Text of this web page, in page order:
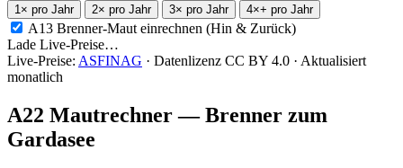
1× pro Jahr 2× pro Jahr 3× pro Jahr 4×+ pro Jahr
A13 Brenner-Maut einrechnen (Hin & Zurück)
Lade Live-Preise…
Live-Preise: ASFINAG · Datenlizenz CC BY 4.0 · Aktualisiert
monatlich
A22 Mautrechner — Brenner zum
Gardasee